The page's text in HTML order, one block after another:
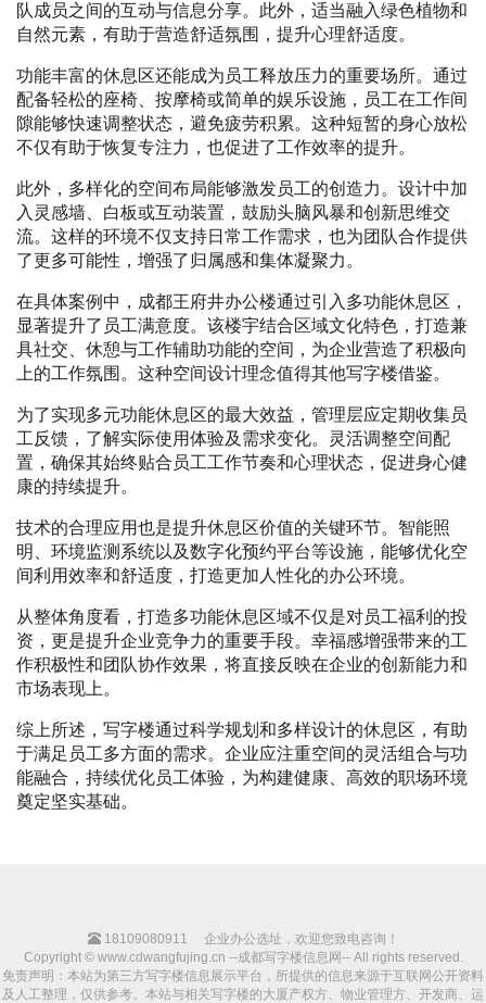
队成员之间的互动与信息分享。此外，适当融入绿色植物和
自然元素，有助于营造舒适氛围，提升心理舒适度。
功能丰富的休息区还能成为员工释放压力的重要场所。通过
配备轻松的座椅、按摩椅或简单的娱乐设施，员工在工作间
隙能够快速调整状态，避免疲劳积累。这种短暂的身心放松
不仅有助于恢复专注力，也促进了工作效率的提升。
此外，多样化的空间布局能够激发员工的创造力。设计中加
入灵感墙、白板或互动装置，鼓励头脑风暴和创新思维交
流。这样的环境不仅支持日常工作需求，也为团队合作提供
了更多可能性，增强了归属感和集体凝聚力。
在具体案例中，成都王府井办公楼通过引入多功能休息区，
显著提升了员工满意度。该楼宇结合区域文化特色，打造兼
具社交、休憩与工作辅助功能的空间，为企业营造了积极向
上的工作氛围。这种空间设计理念值得其他写字楼借鉴。
为了实现多元功能休息区的最大效益，管理层应定期收集员
工反馈，了解实际使用体验及需求变化。灵活调整空间配
置，确保其始终贴合员工工作节奏和心理状态，促进身心健
康的持续提升。
技术的合理应用也是提升休息区价值的关键环节。智能照
明、环境监测系统以及数字化预约平台等设施，能够优化空
间利用效率和舒适度，打造更加人性化的办公环境。
从整体角度看，打造多功能休息区域不仅是对员工福利的投
资，更是提升企业竞争力的重要手段。幸福感增强带来的工
作积极性和团队协作效果，将直接反映在企业的创新能力和
市场表现上。
综上所述，写字楼通过科学规划和多样设计的休息区，有助
于满足员工多方面的需求。企业应注重空间的灵活组合与功
能融合，持续优化员工体验，为构建健康、高效的职场环境
奠定坚实基础。
18109080911
企业办公选址，欢迎您致电咨询！
Copyright © www.cdwangfujing.cn --成都写字楼信息网-- All rights reserved.
免责声明：本站为第三方写字楼信息展示平台，所提供的信息来源于互联网公开资料
及人工整理，仅供参考。本站与相关写字楼的大厦产权方、物业管理方、开发商、运